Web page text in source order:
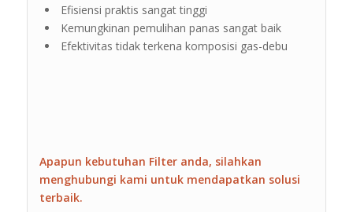
Efisiensi praktis sangat tinggi
Kemungkinan pemulihan panas sangat baik
Efektivitas tidak terkena komposisi gas-debu
Apapun kebutuhan Filter anda, silahkan
menghubungi kami untuk mendapatkan solusi
terbaik.